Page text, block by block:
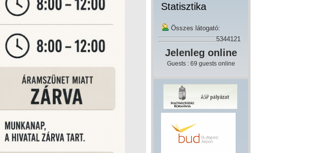
Statisztika
Összes látogató:
5344121
Jelenleg online
Guests : 69 guests online